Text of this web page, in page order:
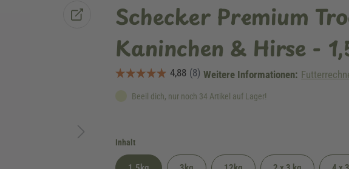
Schecker Premium
Kaninchen & Hirse -
Weitere Informationen:
Beeil dich, nur noch 34 Artikel auf Lager!
Inhaltauswählen